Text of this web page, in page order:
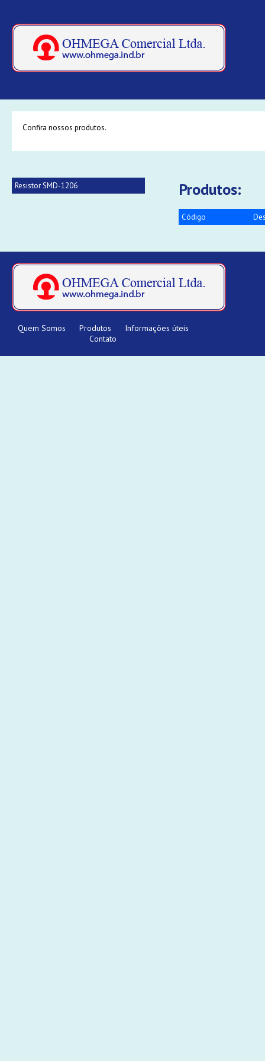
Confira nossos produtos.
Resistor SMD-1206 Produtos:
Código
Quem Somos Produtos
Informações úteis
Contato